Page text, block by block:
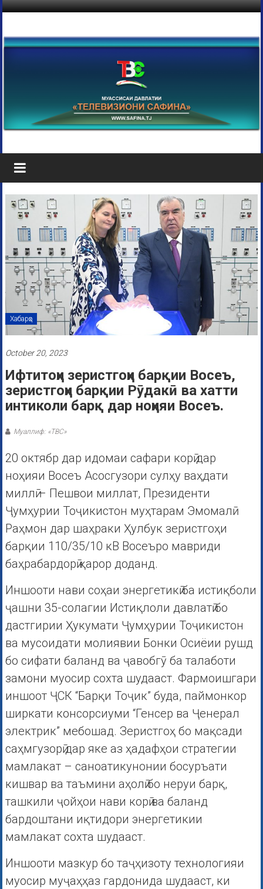
Хабарҳо
October 20, 2023
Ифтитоҳи зеристгоҳи барқии Восеъ,
зеристгоҳи барқии Рӯдакӣ ва хатти
интиколи барқ дар ноҳияи Восеъ.
Муаллиф: «ТВС»
20 октябр дар идомаи сафари корӣ дар
ноҳияи Восеъ Асосгузори сулҳу ваҳдати
миллӣ – Пешвои миллат, Президенти
Ҷумҳурии Тоҷикистон муҳтарам Эмомалӣ
Раҳмон дар шаҳраки Ҳулбук зеристгоҳи
барқии 110/35/10 кВ Восеъро мавриди
баҳрабардорӣ қарор доданд.
Иншооти нави соҳаи энергетикӣ ба истиқболи
ҷашни 35-солагии Истиқлоли давлатӣ бо
дастгирии Ҳукумати Ҷумҳурии Тоҷикистон
ва мусоидати молиявии Бонки Осиёии рушд
бо сифати баланд ва ҷавобгӯ ба талаботи
замони муосир сохта шудааст. Фармоишгари
иншоот ҶСК “Барқи Тоҷик” буда, паймонкор
ширкати консорсиуми “Генсер ва Ҷенерал
электрик” мебошад. Зеристгоҳ бо мақсади
саҳмгузорӣ дар яке аз ҳадафҳои стратегии
мамлакат – саноатикунонии босуръати
кишвар ва таъмини аҳолӣ бо неруи барқ,
ташкили ҷойҳои нави корӣ ва баланд
бардоштани иқтидори энергетикии
мамлакат сохта шудааст.
Иншооти мазкур бо таҷҳизоту технологияи
муосир муҷаҳҳаз гардонида шудааст, ки